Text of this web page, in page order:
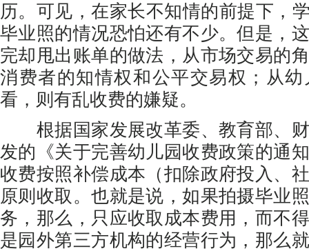
历。可见，在家长不知情的前提下，
毕业照的情况恐怕还有不少。但是，
完却甩出账单的做法，从市场交易的
消费者的知情权和公平交易权；从
看，则有乱收费的嫌疑。
根据国家发展改革委、教育部、财
发的《关于完善幼儿园收费政策的通
收费按照补偿成本（扣除政府投入、
原则收取。也就是说，如果拍摄毕业
务，那么，只应收取成本费用，而不
是园外第三方机构的经营行为，那么